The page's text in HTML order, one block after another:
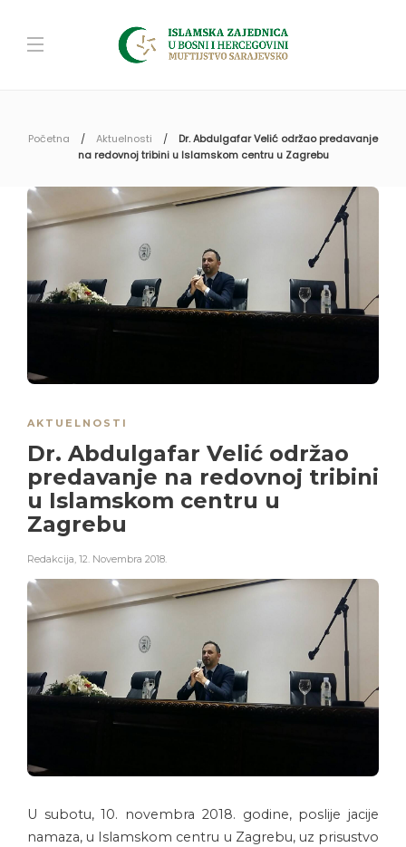
Početna Aktuelnosti
Dr. Abdulgafar Velić održao predavanje
na redovnoj tribini u Islamskom centru u Zagrebu
AKTUELNOSTI
Dr. Abdulgafar Velić održao
predavanje na redovnoj tribini
u Islamskom centru u
Zagrebu
Redakcija, 12. Novembra 2018.
U subotu, 10. novembra 2018. godine, poslije jacije
namaza, u Islamskom centru u Zagrebu, uz prisustvo